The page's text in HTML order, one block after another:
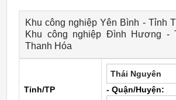
Khu công nghiệp Yên Bình - Tỉnh
Khu công nghiệp Đình Hương -
Thanh Hóa
Tỉnh/TP
Thái Nguyên
- Quận/Huyện: